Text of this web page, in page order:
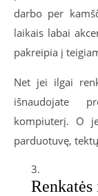
darbo per
laikais labai
pakreipia į
Net jei ilgai
išnaudojate
kompiuterį. O
parduotuvę,